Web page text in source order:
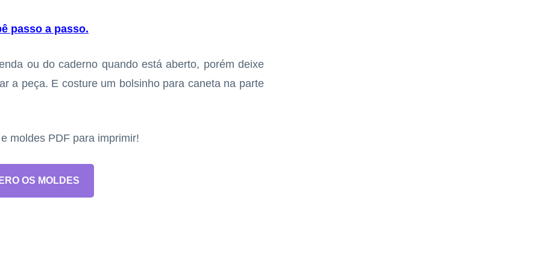
passo a passo.
ou do caderno quando está aberto, porém deixe
a peça. E costure um bolsinho para caneta na parte
moldes PDF para imprimir!
OS MOLDES